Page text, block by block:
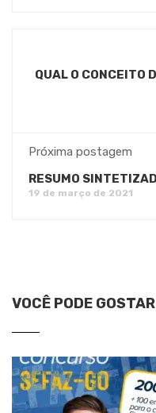
QUAL O CONCEITO
Próxima postagem
RESUMO
19 de março de 2021
VOCÊ PODE GOSTAR